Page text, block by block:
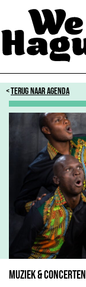
TERUG NAAR AGENDA
Muziek & Concerten